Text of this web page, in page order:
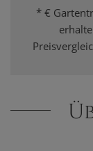
* €